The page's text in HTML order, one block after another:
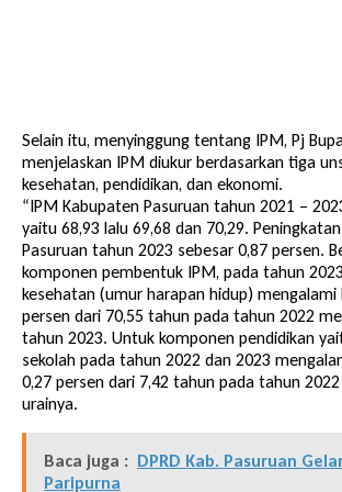
Selain itu, menyinggung tentang IPM, Pj
menjelaskan IPM diukur berdasarkan tiga
kesehatan, pendidikan, dan ekonomi.
“IPM Kabupaten Pasuruan tahun 2021 –
yaitu 68,93 lalu 69,68 dan 70,29.
Pasuruan tahun 2023 sebesar 0,87 persen.
komponen pembentuk IPM, pada tahun
kesehatan (umur harapan hidup) mengalami
persen dari 70,55 tahun pada tahun 2022
tahun 2023. Untuk komponen pendidikan
sekolah pada tahun 2022 dan 2023
0,27 persen dari 7,42 tahun pada tahun 2022
urainya.
Baca juga : DPRD Kab. Pasuruan
Paripurna